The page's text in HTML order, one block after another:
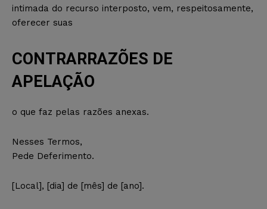
intimada do recurso interposto, vem, respeitosamente,
oferecer suas
CONTRARRAZÕES DE
APELAÇÃO
o que faz pelas razões anexas.
Nesses Termos,
Pede Deferimento.
[Local], [dia] de [mês] de [ano].